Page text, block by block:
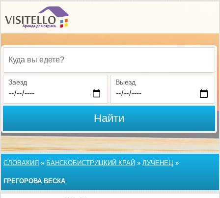
Куда вы едете?
Заезд Выезд
Найти
СЛОВАКИЯ » БАНСКОБИСТРИЦКИЙ КРАЙ » ЛУЧЕНЕЦ »
ГРЕГОРОВА ВЕСКА